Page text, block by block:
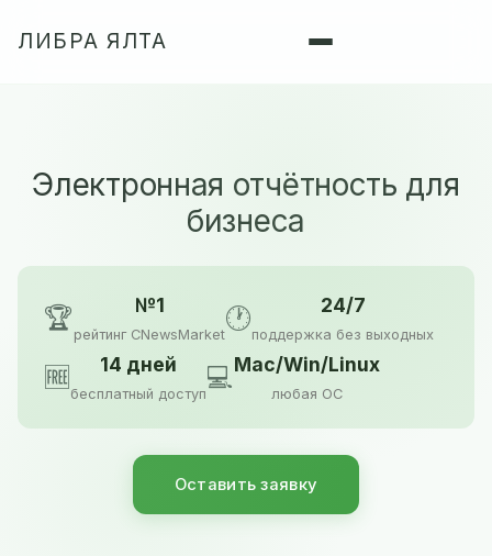
ЛИБРА ЯЛТА
Электронная отчётность для
бизнеса
🏆 №1
рейтинг CNewsMarket
🕐 24/7
поддержка без выходных
🆓 14 дней
бесплатный доступ
💻Mac/Win/Linux
любая ОС
Оставить заявку